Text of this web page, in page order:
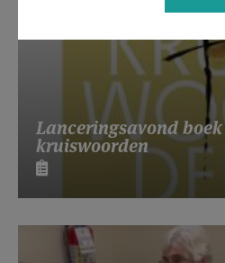
Lanceringsavond boek
kruiswoorden